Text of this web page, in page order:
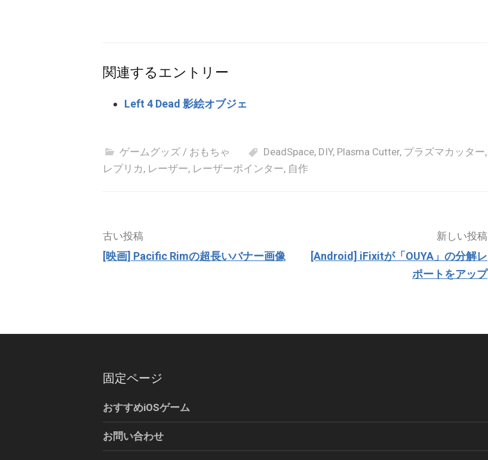
関連するエントリー
Left 4 Dead 影絵オブジェ
ゲームグッズ / おもちゃ DeadSpace, DIY, Plasma Cutter, プラズマカッター,
レプリカ, レーザー, レーザーポインター, 自作
投
稿
ナ
古い投稿
[映画] Pacific Rimの超長いバナー画像
新しい投稿
[Android] iFixitが「OUYA」の分解レ
ポートをアップ
固定ページ
おすすめiOSゲーム
お問い合わせ